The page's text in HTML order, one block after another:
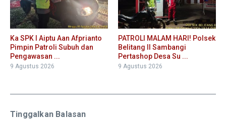
Ka SPK I Aiptu Aan Afprianto
Pimpin Patroli Subuh dan
Pengawasan ...
9 Agustus 2026
PATROLI MALAM HARI! Polsek
Belitang II Sambangi
Pertashop Desa Su ...
9 Agustus 2026
Tinggalkan Balasan